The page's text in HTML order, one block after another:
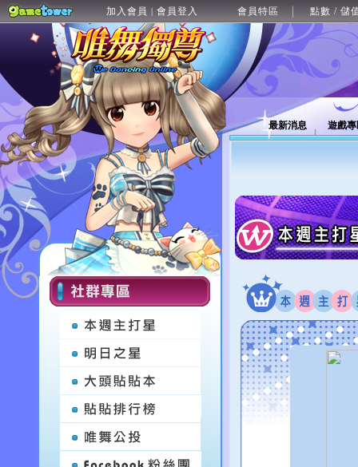
加入會員 | 會員登入 會員特區 點數 / 儲
最新消息 遊戲